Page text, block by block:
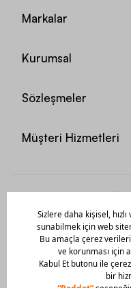
Markalar
Kurumsal
Sözleşmeler
Müşteri Hizmetleri
Mobil